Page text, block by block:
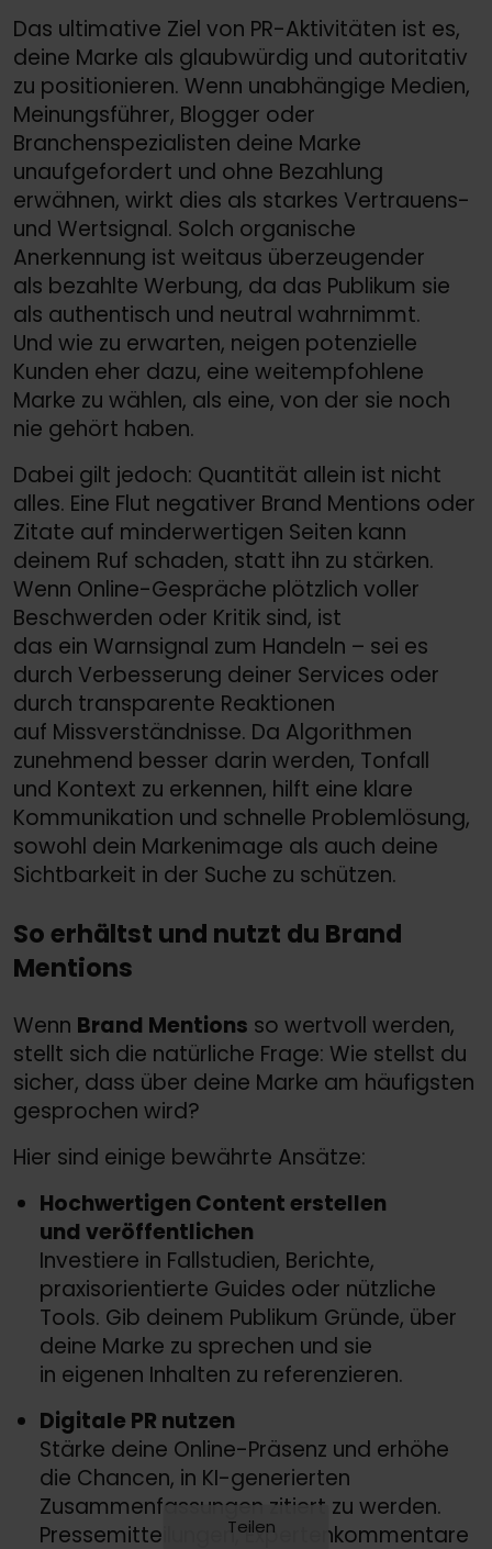
Das ultimative Ziel von PR-Aktivitäten ist es,
deine Marke als glaubwürdig und autoritativ
zu positionieren. Wenn unabhängige Medien,
Meinungsführer, Blogger oder
Branchenspezialisten deine Marke
unaufgefordert und ohne Bezahlung
erwähnen, wirkt dies als starkes Vertrauens-
und Wertsignal. Solch organische
Anerkennung ist weitaus überzeugender
als bezahlte Werbung, da das Publikum sie
als authentisch und neutral wahrnimmt.
Und wie zu erwarten, neigen potenzielle
Kunden eher dazu, eine weitempfohlene
Marke zu wählen, als eine, von der sie noch
nie gehört haben.
Dabei gilt jedoch: Quantität allein ist nicht
alles. Eine Flut negativer Brand Mentions oder
Zitate auf minderwertigen Seiten kann
deinem Ruf schaden, statt ihn zu stärken.
Wenn Online-Gespräche plötzlich voller
Beschwerden oder Kritik sind, ist
das ein Warnsignal zum Handeln – sei es
durch Verbesserung deiner Services oder
durch transparente Reaktionen
auf Missverständnisse. Da Algorithmen
zunehmend besser darin werden, Tonfall
und Kontext zu erkennen, hilft eine klare
Kommunikation und schnelle Problemlösung,
sowohl dein Markenimage als auch deine
Sichtbarkeit in der Suche zu schützen.
So erhältst und nutzt du Brand
Mentions
Wenn Brand Mentions so wertvoll werden,
stellt sich die natürliche Frage: Wie stellst du
sicher, dass über deine Marke am häufigsten
gesprochen wird?
Hier sind einige bewährte Ansätze:
Hochwertigen Content erstellen
und veröffentlichen
Investiere in Fallstudien, Berichte,
praxisorientierte Guides oder nützliche
Tools. Gib deinem Publikum Gründe, über
deine Marke zu sprechen und sie
in eigenen Inhalten zu referenzieren.
Digitale PR nutzen
Stärke deine Online-Präsenz und erhöhe
die Chancen, in KI-generierten
Zusammenfassungen zitiert zu werden.
Pressemitteilungen, Expertenkommentare
Teilen